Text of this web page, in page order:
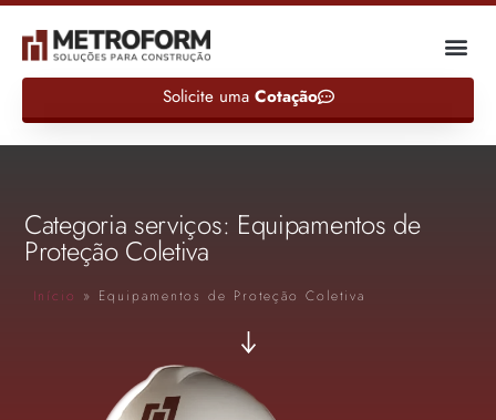
Solicite uma Cotação
Categoria serviços: Equipamentos de
Proteção Coletiva
Início » Equipamentos de Proteção Coletiva